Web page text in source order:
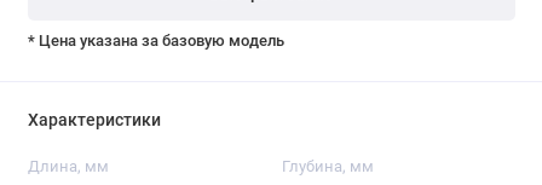
* Цена указана за базовую модель
Характеристики
Длина, мм Глубина, мм